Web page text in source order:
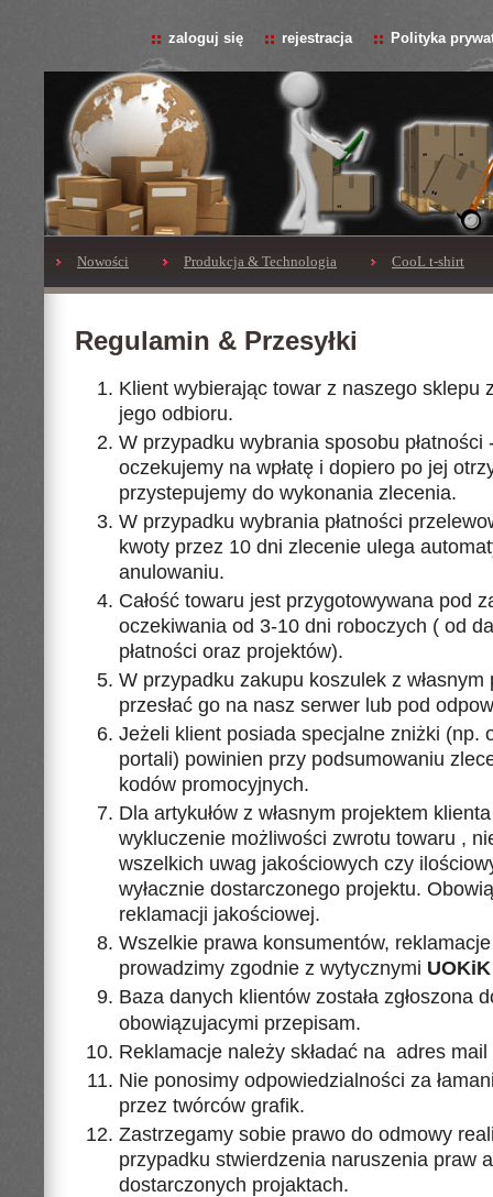
zaloguj się rejestracja Polityka
Nowości Produkcja & Technologia CooL t-shirt
Regulamin & Przesyłki
Klient wybierając towar z naszego sklepu
jego odbioru.
W przypadku wybrania sposobu
oczekujemy na wpłatę i dopiero po jej
przystepujemy do wykonania zlecenia.
W przypadku wybrania płatności
kwoty przez 10 dni zlecenie ulega
anulowaniu.
Całość towaru jest przygotowywana pod
oczekiwania od 3-10 dni roboczych ( od
płatności oraz projektów).
W przypadku zakupu koszulek z
przesłać go na nasz serwer lub pod
Jeżeli klient posiada specjalne zniżki (np.
portali) powinien przy podsumowaniu
kodów promocyjnych.
Dla artykułów z własnym projektem
wykluczenie możliwości zwrotu towaru ,
wszelkich uwag jakościowych czy
wyłacznie dostarczonego projektu.
reklamacji jakościowej.
Wszelkie prawa konsumentów,
prowadzimy zgodnie z wytycznymi UOKiK
Baza danych klientów została zgłoszona
obowiązujacymi przepisam.
Reklamacje należy składać na adres
Nie ponosimy odpowiedzialności za
przez twórców grafik.
Zastrzegamy sobie prawo do odmowy
przypadku stwierdzenia naruszenia praw
dostarczonych projaktach.